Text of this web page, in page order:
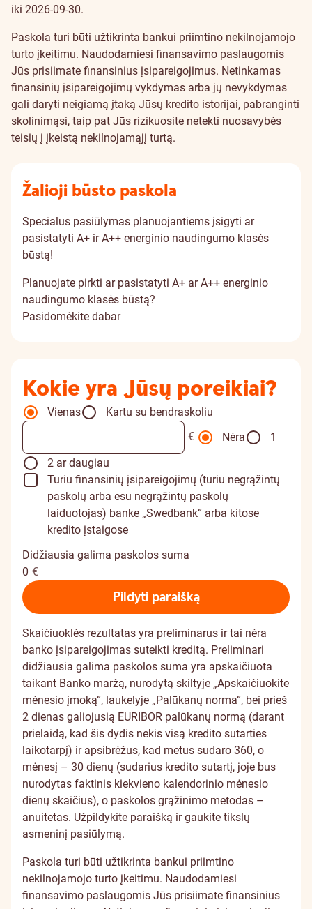
iki 2026-09-30.
Paskola turi būti užtikrinta bankui priimtino nekilnojamojo
turto įkeitimu. Naudodamiesi finansavimo paslaugomis
Jūs prisiimate finansinius įsipareigojimus. Netinkamas
finansinių įsipareigojimų vykdymas arba jų nevykdymas
gali daryti neigiamą įtaką Jūsų kredito istorijai, pabranginti
skolinimąsi, taip pat Jūs rizikuosite netekti nuosavybės
teisių į įkeistą nekilnojamąjį turtą.
Žalioji būsto paskola
Specialus pasiūlymas planuojantiems įsigyti ar
pasistatyti A+ ir A++ energinio naudingumo klasės
būstą!
Planuojate pirkti ar pasistatyti A+ ar A++ energinio
naudingumo klasės būstą?
Pasidomėkite dabar
Kokie yra Jūsų poreikiai?
Vienas
Kartu su bendraskoliu
€
Nėra
1
2 ar daugiau
Turiu finansinių įsipareigojimų (turiu negrąžintų
paskolų arba esu negrąžintų paskolų
laiduotojas) banke „Swedbank“ arba kitose
kredito įstaigose
Didžiausia galima paskolos suma
0 €
Pildyti paraišką
Skaičiuoklės rezultatas yra preliminarus ir tai nėra
banko įsipareigojimas suteikti kreditą. Preliminari
didžiausia galima paskolos suma yra apskaičiuota
taikant Banko maržą, nurodytą skiltyje „Apskaičiuokite
mėnesio įmoką“, laukelyje „Palūkanų norma“, bei prieš
2 dienas galiojusią EURIBOR palūkanų normą (darant
prielaidą, kad šis dydis nekis visą kredito sutarties
laikotarpį) ir apsibrėžus, kad metus sudaro 360, o
mėnesį – 30 dienų (sudarius kredito sutartį, joje bus
nurodytas faktinis kiekvieno kalendorinio mėnesio
dienų skaičius), o paskolos grąžinimo metodas –
anuitetas. Užpildykite paraišką ir gaukite tikslų
asmeninį pasiūlymą.
Paskola turi būti užtikrinta bankui priimtino
nekilnojamojo turto įkeitimu. Naudodamiesi
finansavimo paslaugomis Jūs prisiimate finansinius